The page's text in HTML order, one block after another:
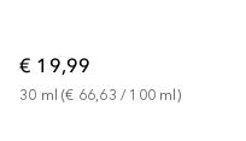
€ 19,99
30 ml (€ 66,63 / 100 ml )